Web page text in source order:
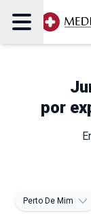
por
Perto De Mim